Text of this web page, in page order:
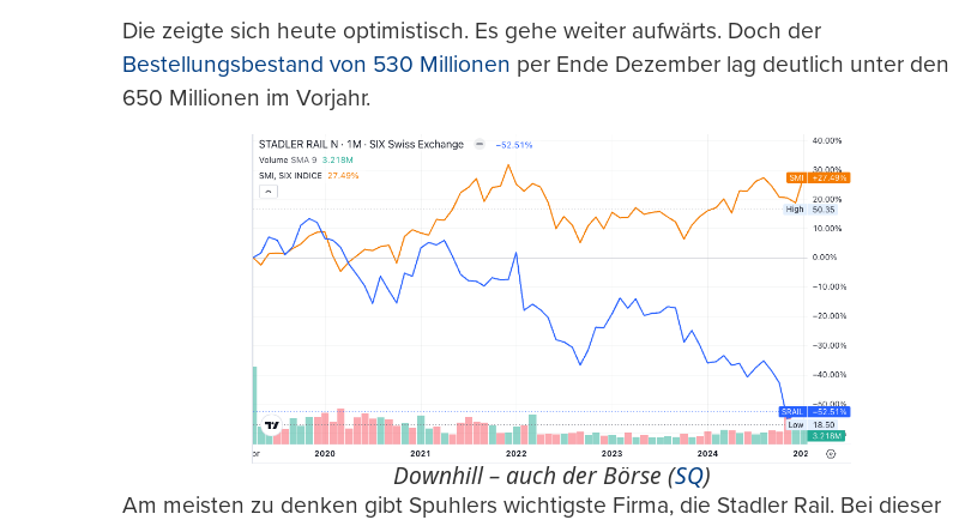
Die zeigte sich heute optimistisch. Es gehe weiter aufwärts. Doch der
Bestellungsbestand von 530 Millionen per Ende Dezember lag deutlich unter den
650 Millionen im Vorjahr.
Downhill – auch der Börse (SQ)
Am meisten zu denken gibt Spuhlers wichtigste Firma, die Stadler Rail. Bei dieser